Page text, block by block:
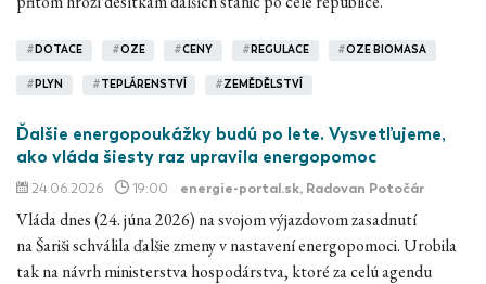
# DOTACE #OZE #CENY # REGULACE #OZE BIOMASA
#PLYN #TEPLÁRENSTVÍ #ZEMĚDĚLSTVÍ
Ďalšie energopoukážky budú po lete. Vysvetľujeme,
ako vláda šiesty raz upravila energopomoc
24.06.2026 19:00 energie-portal.sk, Radovan Potočár
Vláda dnes (24. júna 2026) na svojom výjazdovom zasadnutí
na Šariši schválila ďalšie zmeny v nastavení energopomoci. Urobila
tak na návrh ministerstva hospodárstva, ktoré za celú agendu